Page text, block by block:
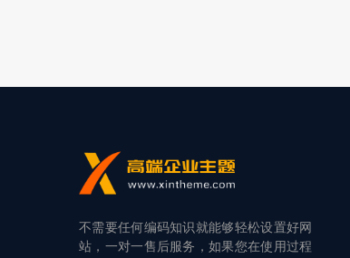
不需要任何编码知识就能够轻松设置好网
站，一对一售后服务，如果您在使用过程